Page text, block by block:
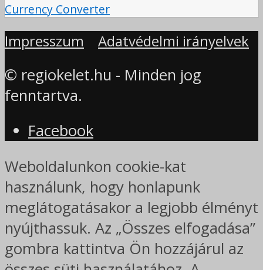
Currency Converter
Impresszum Adatvédelmi irányelvek
© regiokelet.hu - Minden jog
fenntartva.
Facebook
Weboldalunkon cookie-kat
használunk, hogy honlapunk
meglátogatásakor a legjobb élményt
nyújthassuk. Az „Összes elfogadása”
gombra kattintva Ön hozzájárul az